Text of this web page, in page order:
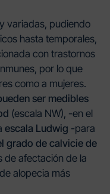
variadas, pudiendo
hasta temporales,
con trastornos
por lo que
como a mujeres.
ser medibles
(escala NW), -en el
escala Ludwig -para
grado de calvicie de
de afectación de la
alopecia más